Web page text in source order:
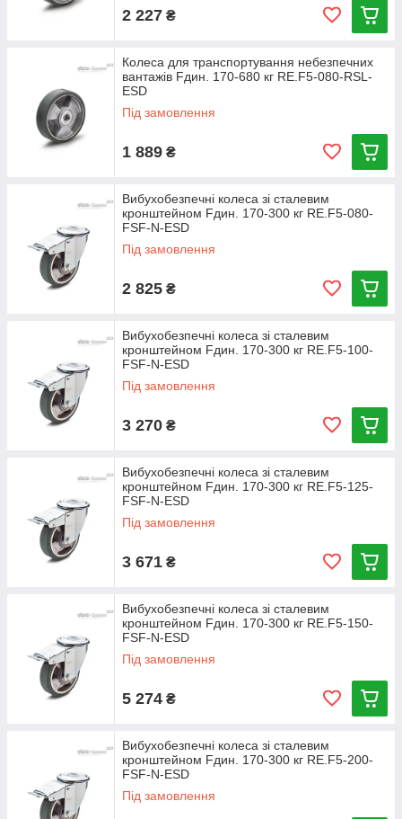
2 227 ₴
Колеса для транспортування небезпечних
вантажів Fдин. 170-680 кг RE.F5-080-RSL-
ESD
Під замовлення
1 889 ₴
Вибухобезпечні колеса зі сталевим
кронштейном Fдин. 170-300 кг RE.F5-080-
FSF-N-ESD
Під замовлення
2 825 ₴
Вибухобезпечні колеса зі сталевим
кронштейном Fдин. 170-300 кг RE.F5-100-
FSF-N-ESD
Під замовлення
3 270 ₴
Вибухобезпечні колеса зі сталевим
кронштейном Fдин. 170-300 кг RE.F5-125-
FSF-N-ESD
Під замовлення
3 671 ₴
Вибухобезпечні колеса зі сталевим
кронштейном Fдин. 170-300 кг RE.F5-150-
FSF-N-ESD
Під замовлення
5 274 ₴
Вибухобезпечні колеса зі сталевим
кронштейном Fдин. 170-300 кг RE.F5-200-
FSF-N-ESD
Під замовлення